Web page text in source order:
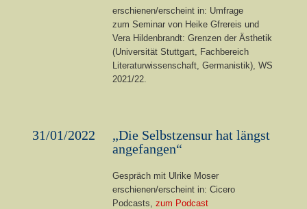
erschienen/erscheint in: Umfrage
zum Seminar von Heike Gfrereis und
Vera Hildenbrandt: Grenzen der Ästhetik
(Universität Stuttgart, Fachbereich
Literaturwissenschaft, Germanistik), WS
2021/22.
31/01/2022
„Die Selbstzensur hat längst
angefangen“
Gespräch mit Ulrike Moser
erschienen/erscheint in: Cicero
Podcasts, zum Podcast